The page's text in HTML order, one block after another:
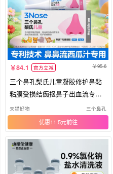
84.1 官方立减 95.6
三个鼻孔梨氏儿童凝胶修护鼻黏
粘膜受损结痂抠鼻子出血流专用
软膏
天猫好物 三个鼻孔
优惠11.5元